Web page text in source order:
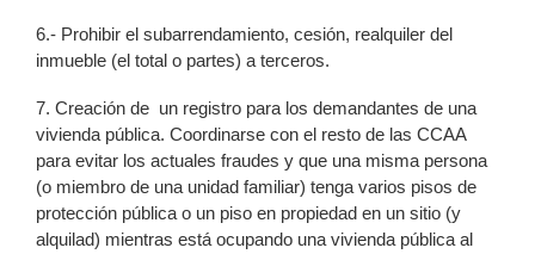
6.- Prohibir el subarrendamiento, cesión, realquiler del
inmueble (el total o partes) a terceros.
7. Creación de un registro para los demandantes de una
vivienda pública. Coordinarse con el resto de las CCAA
para evitar los actuales fraudes y que una misma persona
(o miembro de una unidad familiar) tenga varios pisos de
protección pública o un piso en propiedad en un sitio (y
alquilad) mientras está ocupando una vivienda pública al